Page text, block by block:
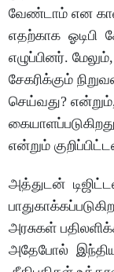
வேண்டாம் என
எதற்காக ஓடிபி
எழுப்பினர்.
சேகரிக்கும்
செய்வது?
என்றும்
அத்துடன்
அரசுகள்
அதேபோல் இந்திய